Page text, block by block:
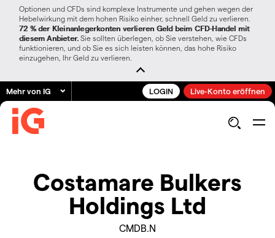
Optionen und CFDs sind komplexe Instrumente und gehen wegen der
Hebelwirkung mit dem hohen Risiko einher, schnell Geld zu verlieren.
72 % der Kleinanlegerkonten verlieren Geld beim CFD-Handel mit
diesem Anbieter. Sie sollten überlegen, ob Sie verstehen, wie CFDs
funktionieren, und ob Sie es sich leisten können, das hohe Risiko
einzugehen, Ihr Geld zu verlieren.
Mehr von IG LOGIN Live-Konto eröffnen
Costamare Bulkers
Holdings Ltd
CMDB.N